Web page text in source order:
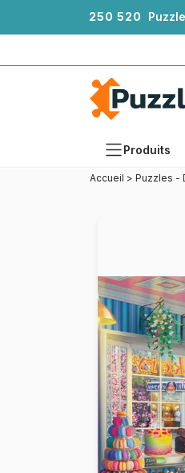
250 520
Produits
Âges
Artistes
Accessoires
Puzzles en
Peinture au
Accueil > Puzzles -